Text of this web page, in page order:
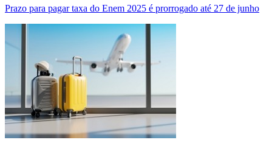
Prazo para pagar taxa do Enem 2025 é prorrogado até 27 de junho